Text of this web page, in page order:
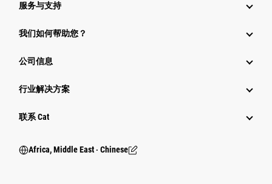
服务与支持
我们如何帮助您？
公司信息
行业解决方案
行业
联系 Cat
Africa, Middle East ‧ Chinese